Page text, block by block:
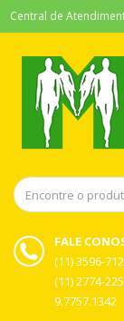
Central de
FALE
(11) 3596-
(11) 2774-
9.7757.1342